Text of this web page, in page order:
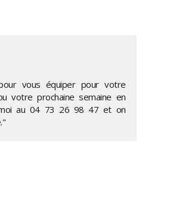
vous équiper pour votre
votre prochaine semaine en
au 04 73 26 98 47 et on